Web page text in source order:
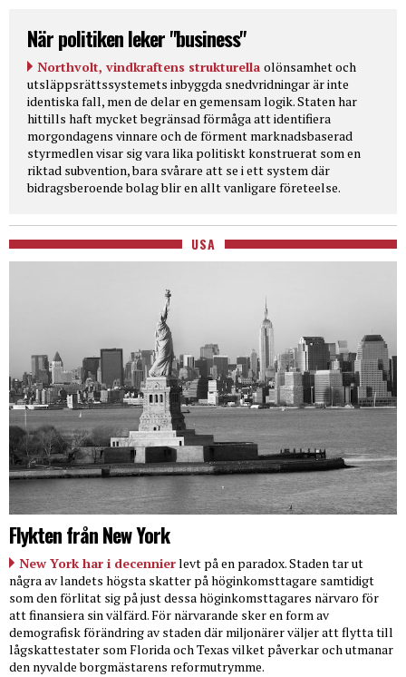
När politiken leker "business"
Northvolt, vindkraftens strukturella olönsamhet och
utsläppsrättssystemets inbyggda snedvridningar är inte
identiska fall, men de delar en gemensam logik. Staten har
hittills haft mycket begränsad förmåga att identifiera
morgondagens vinnare och de förment marknadsbaserad
styrmedlen visar sig vara lika politiskt konstruerat som en
riktad subvention, bara svårare att se i ett system där
bidragsberoende bolag blir en allt vanligare företeelse.
USA
Flykten från New York
New York har i decennierlevt på en paradox. Staden tar ut
några av landets högsta skatter på höginkomsttagare samtidigt
som den förlitat sig på just dessa höginkomsttagares närvaro för
att finansiera sin välfärd. För närvarande sker en form av
demografisk förändring av staden där miljonärer väljer att flytta till
lågskattestater som Florida och Texas vilket påverkar och utmanar
den nyvalde borgmästarens reformutrymme.